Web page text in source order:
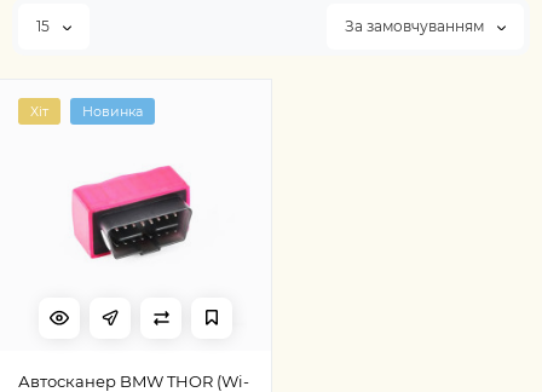
15 За замовчуванням
Хіт Новинка
Автосканер BMW THOR (Wi-